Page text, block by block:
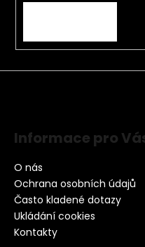
Informace pro
O nás
Ochrana osobních údajů
Často kladené dotazy
Ukládání cookies
Kontakty